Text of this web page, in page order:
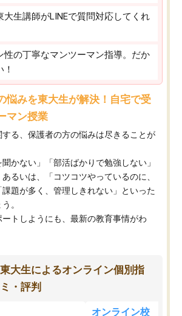
大生講師がLINEで質問対応してくれ
性の丁寧なマンツーマン指導。だか
悩みを東大生が解決！自宅で受
マン授業
る、保護者の方の悩みは尽きることが
聞かない」「部活ばかりで勉強しない」
あるいは、「コツコツやっているのに、
題が多く、管理しきれない」といった
。
トしようにも、最新の教育事情がわ
東大生によるオンライン個別指
・評判
オンライン校